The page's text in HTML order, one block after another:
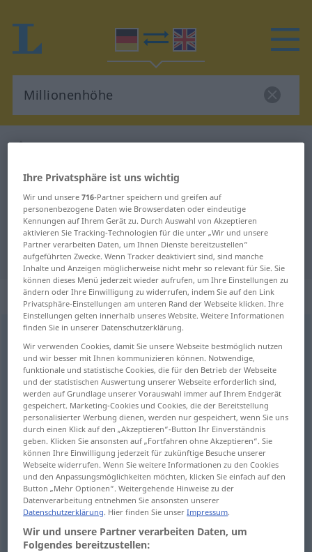
Deutsch-Englisch Wörterbuch Millionenhöhe
Deutsch-Englisch Übersetzung für
"Millionenhöhe"
"Millionenhöhe" Englisch
Übersetzung
„Millionenhöhe“: Femininum
Millionenhöhef
Übersicht aller Übersetzungen
(Für mehr Details die Übersetzung anklicken/antippen)
amounting to a million
amounting to millions
multimillion-dollar
the explosion caused damage running into
millions of dollars
Ihre Privatsphäre ist uns wichtig
Wir und unsere716-Partner speichern und greifen auf
personenbezogene Daten wie Browserdaten oder eindeutige
Kennungen auf Ihrem Gerät zu. Durch Auswahl von Akzeptieren
aktivieren Sie Tracking-Technologien für die unter „Wir und unsere
Partner verarbeiten Daten, um Ihnen Dienste bereitzustellen“
aufgeführten Zwecke. Wenn Tracker deaktiviert sind, sind manche
Inhalte und Anzeigen möglicherweise nicht mehr so relevant für Sie. Sie
können dieses Menü jederzeit wieder aufrufen, um Ihre Einstellungen zu
ändern oder Ihre Einwilligung zu widerrufen, indem Sie auf den Link
Privatsphäre-Einstellungen am unteren Rand der Webseite klicken. Ihre
Einstellungen gelten innerhalb unseres Website. Weitere Informationen
finden Sie in unserer Datenschutzerklärung.
Wir verwenden Cookies, damit Sie unsere Webseite bestmöglich nutzen
und wir besser mit Ihnen kommunizieren können. Notwendige,
funktionale und statistische Cookies, die für den Betrieb der Webseite
und der statistischen Auswertung unserer Webseite erforderlich sind,
werden auf Grundlage unserer Vorauswahl immer auf Ihrem Endgerät
gespeichert. Marketing-Cookies und Cookies, die der Bereitstellung
personalisierter Werbung dienen, werden nur gespeichert, wenn Sie uns
durch einen Klick auf den „Akzeptieren“-Button Ihr Einverständnis
geben. Klicken Sie ansonsten auf „Fortfahren ohne Akzeptieren“. Sie
können Ihre Einwilligung jederzeit für zukünftige Besuche unserer
Webseite widerrufen. Wenn Sie weitere Informationen zu den Cookies
und den Anpassungsmöglichkeiten möchten, klicken Sie einfach auf den
Button „Mehr Optionen“. Weitergehende Hinweise zu der
Datenverarbeitung entnehmen Sie ansonsten unserer
Datenschutzerklärung. Hier finden Sie unserImpressum.
Wir und unsere Partner verarbeiten Daten, um
Folgendes bereitzustellen: